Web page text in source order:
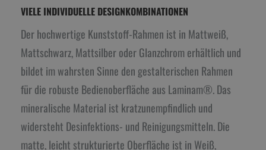
VIELE INDIVIDUELLE DESIGNKOMBINATIONEN
Der hochwertige Kunststoff-Rahmen ist in Mattweiß,
Mattschwarz, Mattsilber oder Glanzchrom erhältlich und
bildet im wahrsten Sinne den gestalterischen Rahmen
für die robuste Bedienoberfläche aus Laminam®. Das
mineralische Material ist kratzunempfindlich und
widersteht Desinfektions- und Reinigungsmitteln. Die
matte, leicht strukturierte Oberfläche ist in Weiß,